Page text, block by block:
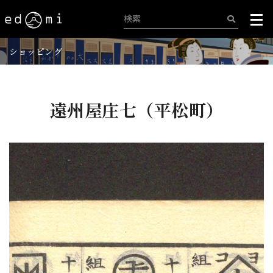
ショッピング
遠州屋庄七（平松町）
+
-